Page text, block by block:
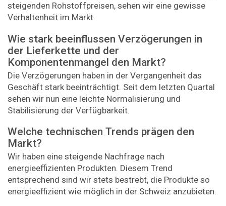
steigenden Rohstoffpreisen, sehen wir eine gewisse
Verhaltenheit im Markt.
Wie stark beeinflussen Verzögerungen in
der Lieferkette und der
Komponentenmangel den Markt?
Die Verzögerungen haben in der Vergangenheit das
Geschäft stark beeinträchtigt. Seit dem letzten Quartal
sehen wir nun eine leichte Normalisierung und
Stabilisierung der Verfügbarkeit.
Welche technischen Trends prägen den
Markt?
Wir haben eine steigende Nachfrage nach
energieeffizienten Produkten. Diesem Trend
entsprechend sind wir stets bestrebt, die Produkte so
energieeffizient wie möglich in der Schweiz anzubieten.